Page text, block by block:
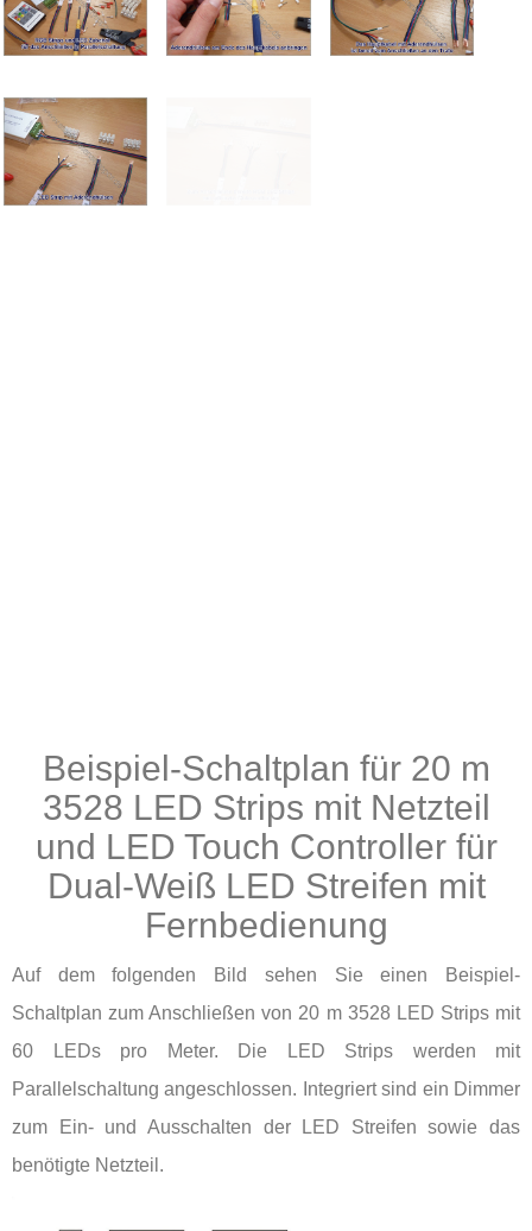
Beispiel-Schaltplan für 20 m
3528 LED Strips mit Netzteil
und LED Touch Controller für
Dual-Weiß LED Streifen mit
Fernbedienung
Auf dem folgenden Bild sehen Sie einen Beispiel-
Schaltplan zum Anschließen von 20 m 3528 LED Strips mit
60 LEDs pro Meter. Die LED Strips werden mit
Parallelschaltung angeschlossen. Integriert sind ein Dimmer
zum Ein- und Ausschalten der LED Streifen sowie das
benötigte Netzteil.